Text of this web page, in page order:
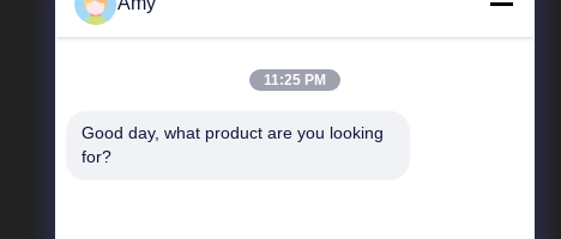
त्वरित सम्पक
11:25 PM
Good day, what product are you looking
for?